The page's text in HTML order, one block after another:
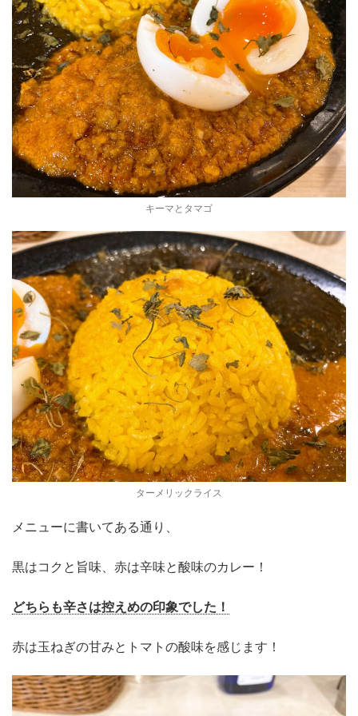
キーマとタマゴ
ターメリックライス
メニューに書いてある通り、
黒はコクと旨味、赤は辛味と酸味のカレー！
どちらも辛さは控えめの印象でした！
赤は玉ねぎの甘みとトマトの酸味を感じます！